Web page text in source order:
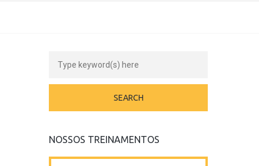
NOSSOS TREINAMENTOS